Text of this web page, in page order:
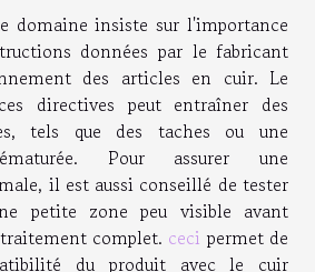
domaine insiste sur l'importance
données par le fabricant
des articles en cuir. Le
directives peut entraîner des
tels que des taches ou une
Pour assurer une
il est aussi conseillé de tester
petite zone peu visible avant
complet. ceci permet de
du produit avec le cuir